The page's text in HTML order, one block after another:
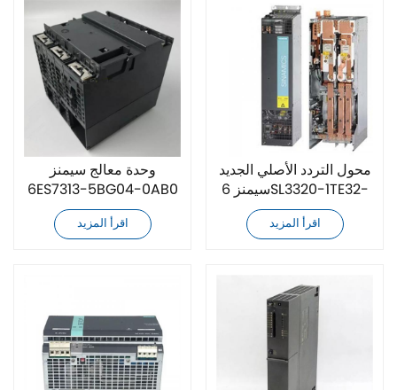
وحدة معالج سيمنز
6ES7313-5BG04-0AB0
الأصلية الجديدة
اقرأ المزيد
محول التردد الأصلي الجديد
سيمنز 6SL3320-1TE32-
6AA3
اقرأ المزيد